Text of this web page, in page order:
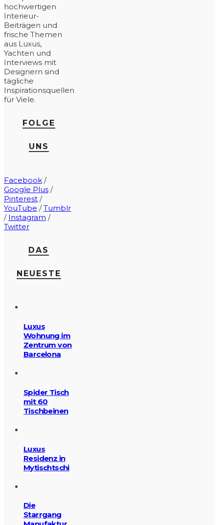
hochwertigen
Interieur-
Beiträgen und
frische Themen
aus Luxus,
Yachten und
Interviews mit
Designern sind
tägliche
Inspirationsquellen
für Viele.
FOLGE
UNS
Facebook /
Google Plus /
Pinterest /
YouTube /Tumblr
/ Instagram /
Twitter
DAS
NEUESTE
Luxus
Wohnung im
Zentrum von
Barcelona
Spider Tisch
mit 60
Tischbeinen
Luxus
Residenz in
Mytischtschi
Die
Starrgang